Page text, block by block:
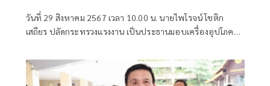
วันที่ 29 สิงหาคม 2567 เวลา 10.00 น. นายไพโรจน์ โชติก
เสถียร ปลัดกระทรวงแรงงาน เป็นประธานมอบเครื่องอุปโภค